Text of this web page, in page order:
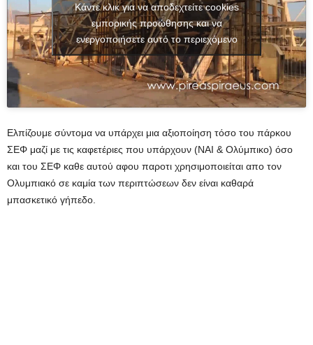
Κάντε κλικ για να αποδεχτείτε cookies
εμπορικής προώθησης και να
ενεργοποιήσετε αυτό το περιεχόμενο
Ελπίζουμε σύντομα να υπάρχει μια αξιοποίηση τόσο του πάρκου
ΣΕΦ μαζί με τις καφετέριες που υπάρχουν (ΝΑΙ & Ολύμπικο) όσο
και του ΣΕΦ καθε αυτού αφου παροτι χρησιμοποιείται απο τον
Ολυμπιακό σε καμία των περιπτώσεων δεν είναι καθαρά
μπασκετικό γήπεδο.